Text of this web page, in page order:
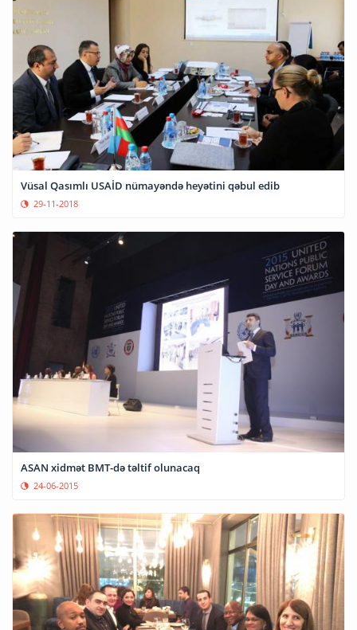
Vüsal Qasımlı USAİD nümayəndə heyətini qəbul edib
29-11-2018
ASAN xidmət BMT-də təltif olunacaq
24-06-2015